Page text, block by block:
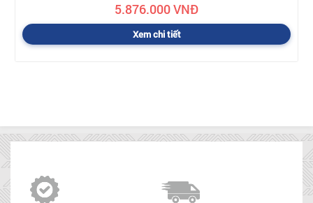
5.876.000 VNĐ
Xem chi tiết